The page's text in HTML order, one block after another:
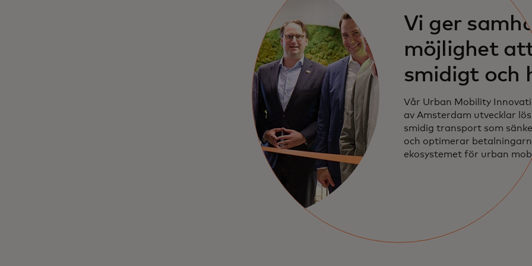
Vi ger
möjlighet att
smidigt och
Vår Urban Mobility
av Amsterdam utvecklar
smidig transport som
och optimerar
ekosystemet för urban